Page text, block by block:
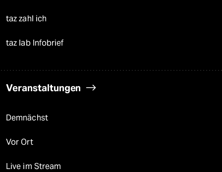
taz zahl ich
taz lab Infobrief
Veranstaltungen
Demnächst
Vor Ort
Live im Stream